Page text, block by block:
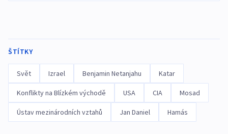
ŠTÍTKY
Svět Izrael Benjamin Netanjahu Katar
Konflikty na Blízkém východě USA CIA Mosad
Ústav mezinárodních vztahů Jan Daniel Hamás